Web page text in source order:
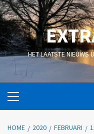
HET LAATSTE NIEUWS
HOME 2020 FEBRUARI